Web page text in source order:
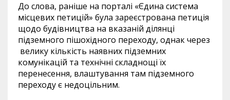
До слова, раніше на порталі «Єдина система
місцевих петицій» була зареєстрована петиція
щодо будівництва на вказаній ділянці
підземного пішохідного переходу, однак через
велику кількість наявних підземних
комунікацій та технічні складнощі їх
перенесення, влаштування там підземного
переходу є недоцільним.